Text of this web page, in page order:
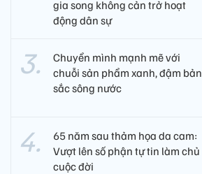
gia song không cản trở hoạt
động dân sự
Chuyển mình mạnh mẽ với
chuỗi sản phẩm xanh, đậm bản
sắc sông nước
65 năm sau thảm họa da cam:
Vượt lên số phận tự tin làm chủ
cuộc đời